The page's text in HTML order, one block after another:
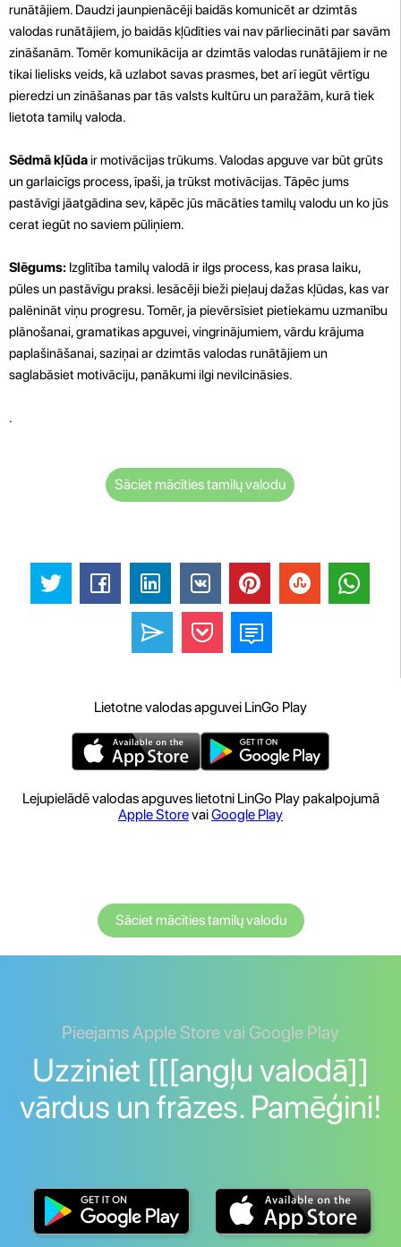
runātājiem. Daudzi jaunpienācēji baidās komunicēt ar dzimtās
valodas runātājiem, jo baidās kļūdīties vai nav pārliecināti par savām
zināšanām. Tomēr komunikācija ar dzimtās valodas runātājiem ir ne
tikai lielisks veids, kā uzlabot savas prasmes, bet arī iegūt vērtīgu
pieredzi un zināšanas par tās valsts kultūru un paražām, kurā tiek
lietota tamilų valoda.
Sēdmā kļūdair motivācijas trūkums. Valodas apguve var būt grūts
un garlaicīgs process, īpaši, ja trūkst motivācijas. Tāpēc jums
pastāvīgi jāatgādina sev, kāpēc jūs mācāties tamilų valodu un ko jūs
cerat iegūt no saviem pūliņiem.
Slēgums: Izglītība tamilų valodā ir ilgs process, kas prasa laiku,
pūles un pastāvīgu praksi. Iesācēji bieži pieļauj dažas kļūdas, kas var
palēnināt viņu progresu. Tomēr, ja pievērsīsiet pietiekamu uzmanību
plānošanai, gramatikas apguvei, vingrinājumiem, vārdu krājuma
paplašināšanai, saziņai ar dzimtās valodas runātājiem un
saglabāsiet motivāciju, panākumi ilgi nevilcināsies.
.
Sāciet mācīties tamilų valodu
Lietotne valodas apguvei LinGo Play
Lejupielādē valodas apguves lietotni LinGo Play pakalpojumā
Apple StorevaiGoogle Play
Sāciet mācīties tamilų valodu
Pieejams Apple Store vai Google Play
Uzziniet [[[angļu valodā]]
vārdus un frāzes. Pamēģini!